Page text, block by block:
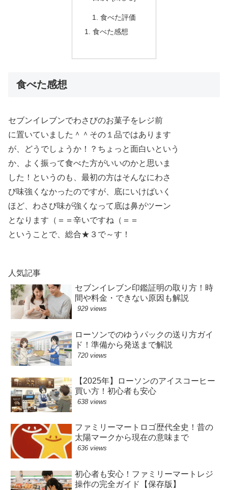
食べた評価
食べた感想
食べた感想
セブンイレブンでわさびのお菓子をレジ前
に置いていました＾＾その１品ではあります
が、どうでしょうか！？ちょっと面白いという
か、よく振って食べた方がいいのかと思いま
した！というのも、最初の方はそんなにわさ
び味強くなかったのですが、底にいけばいく
ほど、わさび味が強くなって底は鼻がツーン
となります（＝＝辛いですね（＝＝
ということで、総合★３で～す！
人気記事
セブンイレブン印鑑証明の取り方！時
間や料金・できない原因も解説
929 views
ローソンでのゆうパックの送り方ガイ
ド！準備から発送まで解説
720 views
【2025年】ローソンのアイスコーヒー
買い方！初心者も安心
638 views
ファミリーマートロゴ歴代全史！昔の
太陽マークから現在の意味まで
636 views
初心者も安心！ファミリーマートレジ
操作の完全ガイド【保存版】